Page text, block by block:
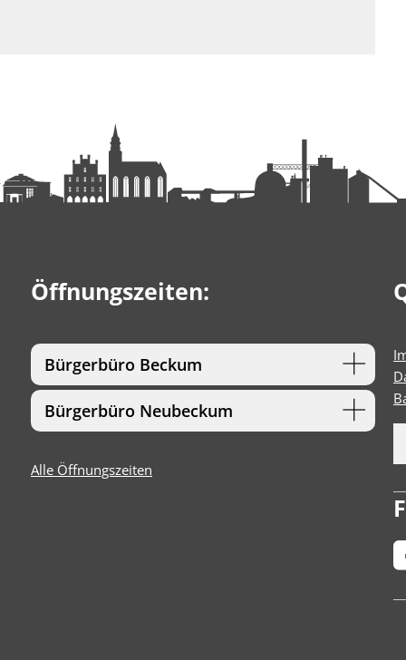
Öffnungszeiten:
Bürgerbüro Beckum
Bürgerbüro Neubeckum
Alle Öffnungszeiten